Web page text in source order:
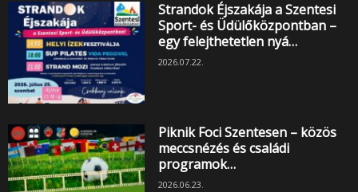
Strandok Éjszakája a Szentesi
Sport- és Üdülőközpontban –
egy felejthetetlen nyá…
2026.07.22.
Piknik Foci Szentesen – közös
meccsnézés és családi
programok…
2026.06.23.